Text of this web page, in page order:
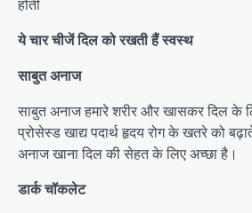
होती
ये चार चीजें दिल को रखती हैं स्वस्थ
साबुत अनाज
साबुत अनाज हमारे शरीर और खासकर दिल के
प्रोसेस्ड खाद्य पदार्थ हृदय रोग के खतरे को
अनाज खाना दिल की सेहत के लिए अच्छा है।
डार्क चॉकलेट